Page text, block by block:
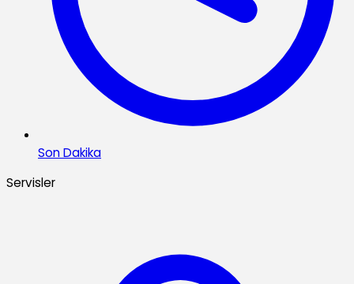
Son Dakika
Servisler